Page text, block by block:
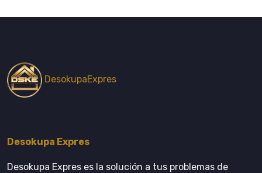
DesokupaExpres
Desokupa Expres
Desokupa Expres es la solución a tus problemas de